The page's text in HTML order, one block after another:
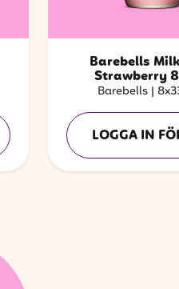
Barebells
Strawberry
Barebells |
LOGGA IN